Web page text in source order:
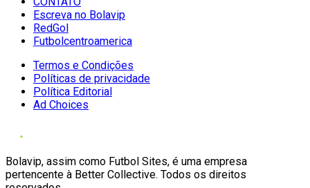
Escreva no Bolavip
RedGol
Futbolcentroamerica
Termos e Condições
Políticas de privacidade
Política Editorial
Ad Choices
Bolavip, assim como Futbol Sites, é uma empresa
pertencente à Better Collective. Todos os direitos